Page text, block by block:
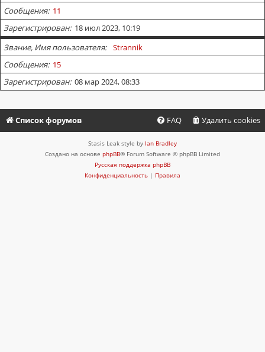
Сообщения 11
Зарегистрирован 18 июл 2023, 10:19
Звание, Имя пользователя
Strannik
Сообщения 15
Зарегистрирован 08 мар 2024, 08:33
Список форумов Удалить cookies
FAQ
Stasis Leak style by Ian Bradley
Создано на основе phpBB® Forum Software © phpBB Limited
Русская поддержка phpBB
Конфиденциальность | Правила